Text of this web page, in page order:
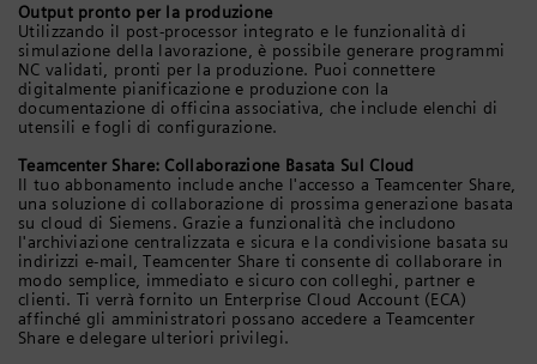
Output pronto per la produzione
Utilizzando il post-processor integrato e le funzionalità di
simulazione della lavorazione, è possibile generare programmi
NC validati, pronti per la produzione. Puoi connettere
digitalmente pianificazione e produzione con la
documentazione di officina associativa, che include elenchi di
utensili e fogli di configurazione.
Teamcenter Share: Collaborazione Basata Sul Cloud
Il tuo abbonamento include anche l'accesso a Teamcenter Share,
una soluzione di collaborazione di prossima generazione basata
su cloud di Siemens. Grazie a funzionalità che includono
l'archiviazione centralizzata e sicura e la condivisione basata su
indirizzi e-mail, Teamcenter Share ti consente di collaborare in
modo semplice, immediato e sicuro con colleghi, partner e
clienti. Ti verrà fornito un Enterprise Cloud Account (ECA)
affinché gli amministratori possano accedere a Teamcenter
Share e delegare ulteriori privilegi.